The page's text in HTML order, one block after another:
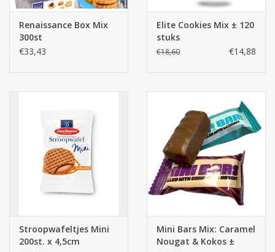
Renaissance Box Mix
300st
€33,43
Elite Cookies Mix ± 120
stuks
€18,60 €14,88
Stroopwafeltjes Mini
200st. x 4,5cm
Mini Bars Mix: Caramel
Nougat & Kokos ±